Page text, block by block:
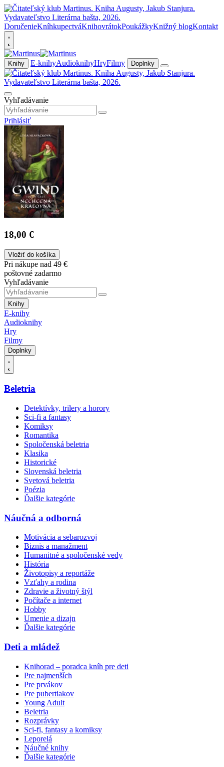
DoručenieKníhkupectváKnihovrátokPoukážkyKnižný blogKontakt
Knihy E-knihyAudioknihyHryFilmy Doplnky
Vyhľadávanie
Prihlásiť
18,00 €
Vložiť do košíka
Pri nákupe nad 49 €
poštovné zadarmo
Vyhľadávanie
Knihy
E-knihy
Audioknihy
Hry
Filmy
Doplnky
Beletria
Detektívky, trilery a horory
Sci-fi a fantasy
Komiksy
Romantika
Spoločenská beletria
Klasika
Historické
Slovenská beletria
Svetová beletria
Poézia
Ďalšie kategórie
Náučná a odborná
Motivácia a sebarozvoj
Biznis a manažment
Humanitné a spoločenské vedy
História
Životopisy a reportáže
Vzťahy a rodina
Zdravie a životný štýl
Počítače a internet
Hobby
Umenie a dizajn
Ďalšie kategórie
Deti a mládež
Knihorad – poradca kníh pre deti
Pre najmenších
Pre prvákov
Pre pubertiakov
Young Adult
Beletria
Rozprávky
Sci-fi, fantasy a komiksy
Leporelá
Náučné knihy
Ďalšie kategórie